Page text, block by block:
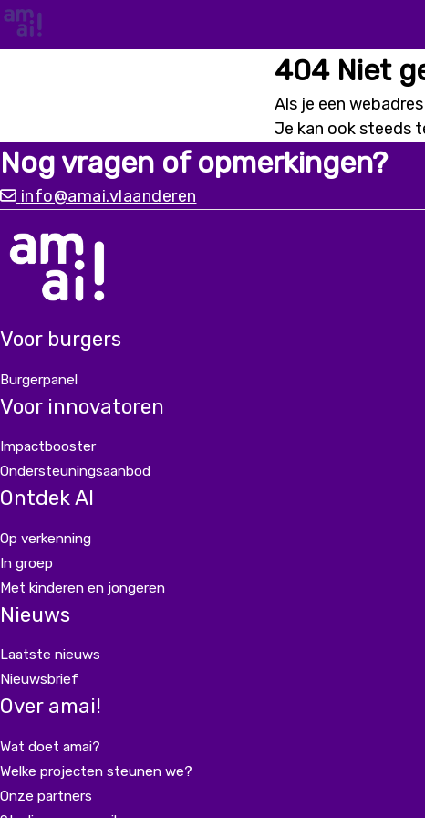
404 Niet
Als je een
Je kan ook steeds
Nog vragen of opmerkingen?
info@amai.vlaanderen
Voor burgers
Burgerpanel
Voor innovatoren
Impactbooster
Ondersteuningsaanbod
Ontdek AI
Op verkenning
In groep
Met kinderen en jongeren
Nieuws
Laatste nieuws
Nieuwsbrief
Over amai!
Wat doet amai?
Welke projecten steunen we?
Onze partners